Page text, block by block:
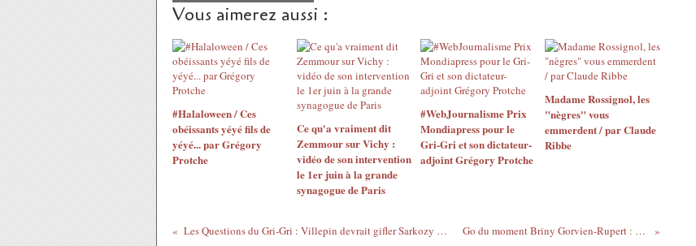
Vous aimerez aussi :
#Halaloween / Ces
obéissants yéyé fils de
yéyé... par Grégory
Protche
Ce qu'a vraiment dit
Zemmour sur Vichy :
vidéo de son intervention
le 1er juin à la grande
synagogue de Paris
#WebJournalisme Prix
Mondiapress pour le
Gri-Gri et son dictateur-
adjoint Grégory Protche
Madame Rossignol, les
"nègres" vous
emmerdent / par Claude
Ribbe
Les Questions du Gri-Gri : Villepin devrait gifler Sarkozy + Les dépenses de Paul Biy'a rien à faire Go du moment Briny Gorvien-Rupert : après le dinosaure, le fauve...